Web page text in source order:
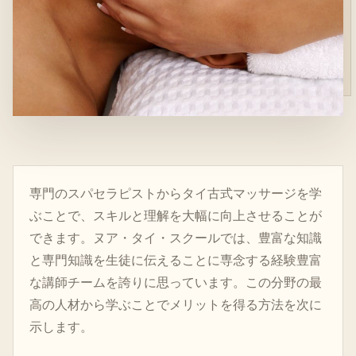
専門のスパセラピストからタイ古式マッサージを学
ぶことで、スキルと理解を大幅に向上させることが
できます。ヌア・タイ・スクールでは、豊富な知識
と専門知識を生徒に伝えることに専念する経験豊富
な講師チームを誇りに思っています。この分野の最
高の人材から学ぶことでメリットを得る方法を次に
示します。